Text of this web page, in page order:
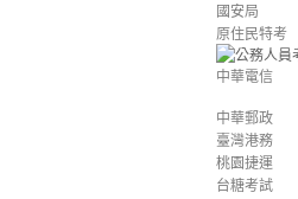
國安局
原住民特考
中華電信
中華郵政
臺灣港務
桃園捷運
台糖考試